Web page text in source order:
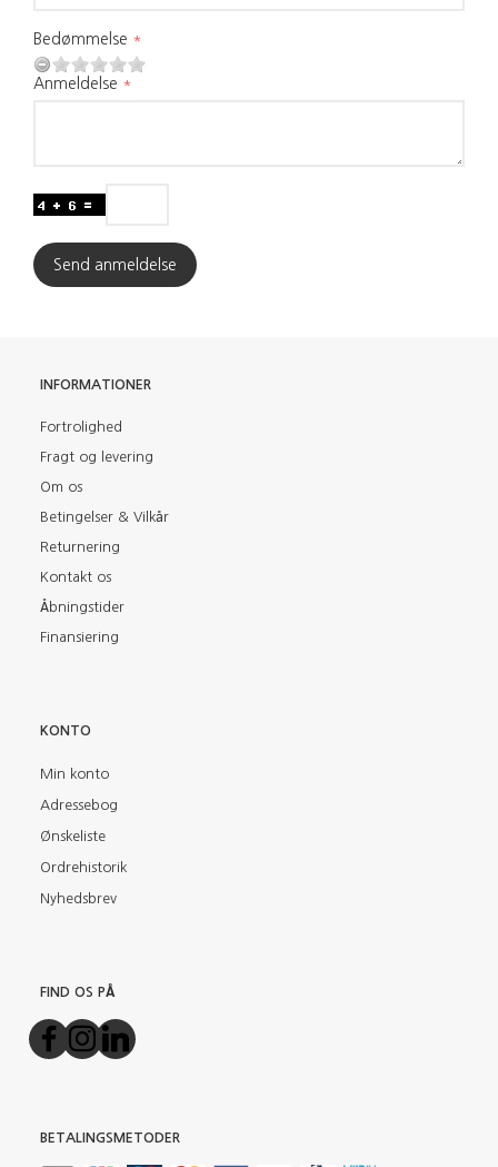
Bedømmelse
Anmeldelse
Send anmeldelse
INFORMATIONER
Fortrolighed
Fragt og levering
Om os
Betingelser & Vilkår
Returnering
Kontakt os
Åbningstider
Finansiering
KONTO
Min konto
Adressebog
Ønskeliste
Ordrehistorik
Nyhedsbrev
FIND OS PÅ
BETALINGSMETODER